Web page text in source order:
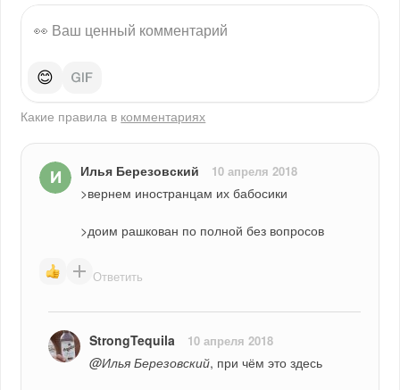
😊
Какие правила в комментариях
Илья Березовский 10 апреля 2018
>вернем иностранцам их бабосики
>доим рашкован по полной без вопросов
Ответить
StrongTequila 10 апреля 2018
@Илья Березовский, при чём это здесь